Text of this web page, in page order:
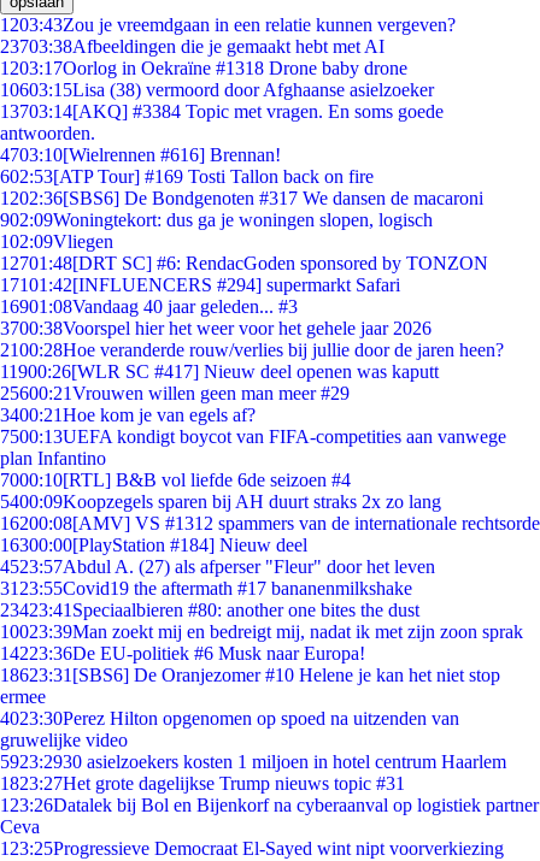
1203:43Zou je vreemdgaan in een relatie kunnen vergeven?
23703:38Afbeeldingen die je gemaakt hebt met AI
1203:17Oorlog in Oekraïne #1318 Drone baby drone
10603:15Lisa (38) vermoord door Afghaanse asielzoeker
13703:14[AKQ] #3384 Topic met vragen. En soms goede
antwoorden.
4703:10[Wielrennen #616] Brennan!
602:53[ATP Tour] #169 Tosti Tallon back on fire
1202:36[SBS6] De Bondgenoten #317 We dansen de macaroni
902:09Woningtekort: dus ga je woningen slopen, logisch
102:09Vliegen
12701:48[DRT SC] #6: RendacGoden sponsored by TONZON
17101:42[INFLUENCERS #294] supermarkt Safari
16901:08Vandaag 40 jaar geleden... #3
3700:38Voorspel hier het weer voor het gehele jaar 2026
2100:28Hoe veranderde rouw/verlies bij jullie door de jaren heen?
11900:26[WLR SC #417] Nieuw deel openen was kaputt
25600:21Vrouwen willen geen man meer #29
3400:21Hoe kom je van egels af?
7500:13UEFA kondigt boycot van FIFA-competities aan vanwege
plan Infantino
7000:10[RTL] B&B vol liefde 6de seizoen #4
5400:09Koopzegels sparen bij AH duurt straks 2x zo lang
16200:08[AMV] VS #1312 spammers van de internationale rechtsorde
16300:00[PlayStation #184] Nieuw deel
4523:57Abdul A. (27) als afperser "Fleur" door het leven
31 23:55Covid19 the aftermath #17 bananenmilkshake
23423:41 Speciaalbieren #80: another one bites the dust
10023:39Man zoekt mij en bedreigt mij, nadat ik met zijn zoon sprak
14223:36De EU-politiek #6 Musk naar Europa!
18623:31 [SBS6] De Oranjezomer #10 Helene je kan het niet stop
ermee
4023:30Perez Hilton opgenomen op spoed na uitzenden van
gruwelijke video
5923:2930 asielzoekers kosten 1 miljoen in hotel centrum Haarlem
1823:27Het grote dagelijkse Trump nieuws topic #31
1 23:26Datalek bij Bol en Bijenkorf na cyberaanval op logistiek partner
Ceva
1 23:25Progressieve Democraat El-Sayed wint nipt voorverkiezing